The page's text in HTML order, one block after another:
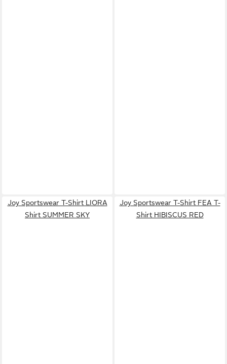
Joy Sportswear T-Shirt LIORA
Shirt SUMMER SKY
Joy Sportswear T-Shirt FEA T-
Shirt HIBISCUS RED